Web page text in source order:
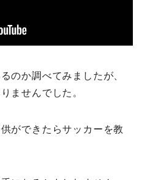
のか調べてみましたが、
ませんでした。
ができたらサッカーを教